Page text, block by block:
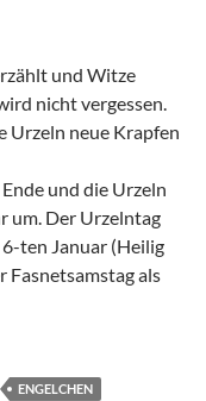
und Witze
nicht vergessen.
Urzeln neue Krapfen
und die Urzeln
um. Der Urzelntag
ten Januar (Heilig
Fasnetsamstag als
ENGELCHEN